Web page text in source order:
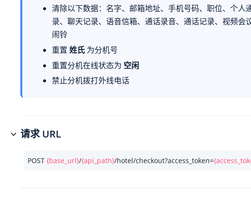
清除以下数据：名字、邮箱地址、手机号码、职位、个人
录、聊天记录、语音信箱、通话录音、通话记录、视频会议
闹铃
重置 姓氏为分机号
重置分机在线状态为 空闲
禁止分机拨打外线电话
请求 URL
POST {base_url}/{api_path}/hotel/checkout?access_token=